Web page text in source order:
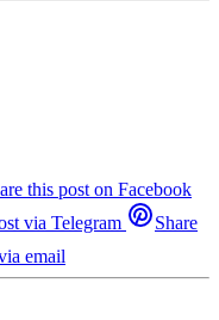
this post on Facebook
via Telegram
Share
email